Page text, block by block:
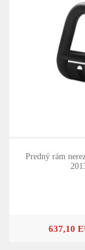
Predný rám
637,10